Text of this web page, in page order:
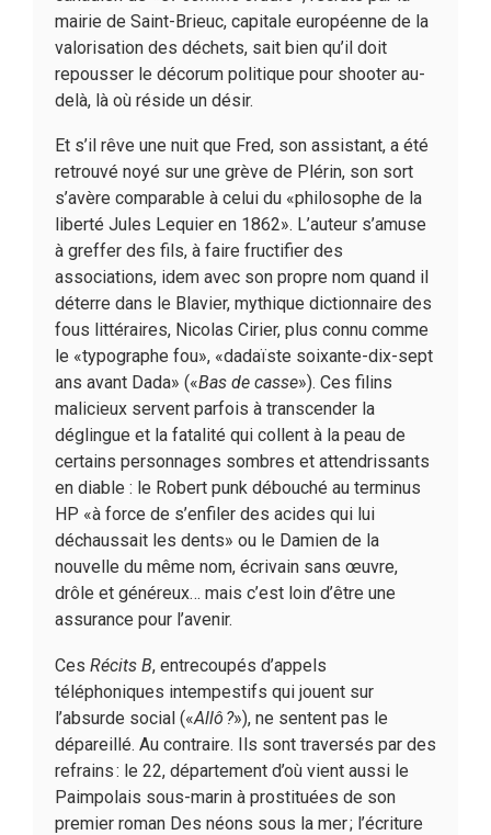
mairie de Saint-Brieuc, capitale européenne de la
valorisation des déchets, sait bien qu’il doit
repousser le décorum politique pour shooter au-
delà, là où réside un désir.
Et s’il rêve une nuit que Fred, son assistant, a été
retrouvé noyé sur une grève de Plérin, son sort
s’avère comparable à celui du «philosophe de la
liberté Jules Lequier en 1862». L’auteur s’amuse
à greffer des fils, à faire fructifier des
associations, idem avec son propre nom quand il
déterre dans le Blavier, mythique dictionnaire des
fous littéraires, Nicolas Cirier, plus connu comme
le «typographe fou», «dadaïste soixante-dix-sept
ans avant Dada» («Bas de casse»). Ces filins
malicieux servent parfois à transcender la
déglingue et la fatalité qui collent à la peau de
certains personnages sombres et attendrissants
en diable : le Robert punk débouché au terminus
HP «à force de s’enfiler des acides qui lui
déchaussait les dents» ou le Damien de la
nouvelle du même nom, écrivain sans œuvre,
drôle et généreux… mais c’est loin d’être une
assurance pour l’avenir.
Ces Récits B, entrecoupés d’appels
téléphoniques intempestifs qui jouent sur
l’absurde social («Allô ?»), ne sentent pas le
dépareillé. Au contraire. Ils sont traversés par des
refrains : le 22, département d’où vient aussi le
Paimpolais sous-marin à prostituées de son
premier roman Des néons sous la mer ; l’écriture